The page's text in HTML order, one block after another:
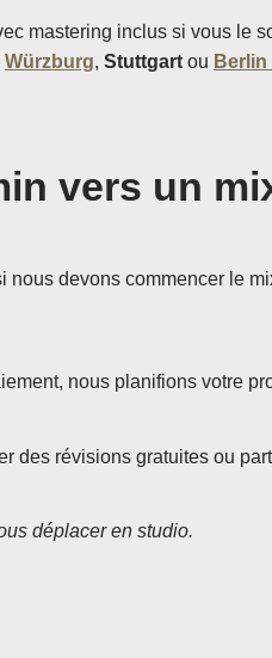
mastering inclus si vous le
Würzburg, Stuttgart ou Berlin
vers un
devons commencer le
nous planifions votre
révisions gratuites ou
déplacer en studio.